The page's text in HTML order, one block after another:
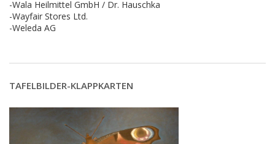
-Wala Heilmittel GmbH / Dr. Hauschka
-Wayfair Stores Ltd.
-Weleda AG
TAFELBILDER-KLAPPKARTEN